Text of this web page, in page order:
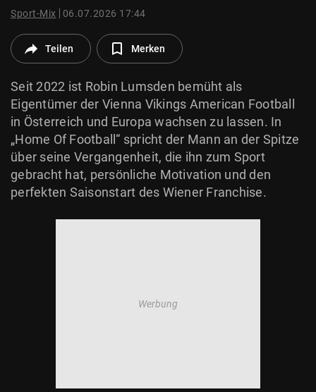
© Krone Multimedia GmbH & Co KG 2026
Sport-Mix 06.07.2026 17:44
Teilen Merken
Seit 2022 ist Robin Lumsden bemüht als
Eigentümer der Vienna Vikings American Football
in Österreich und Europa wachsen zu lassen. In
„Home Of Football“ spricht der Mann an der Spitze
über seine Vergangenheit, die ihn zum Sport
gebracht hat, persönliche Motivation und den
perfekten Saisonstart des Wiener Franchise.